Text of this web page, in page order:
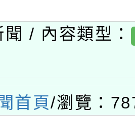
養講師名單
內容與教學軟
陸應申請許可
部水利署委託
月22日(星期六
/ 內容類型：
首頁/瀏覽：